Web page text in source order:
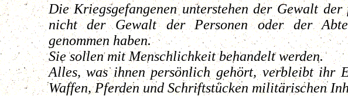
Die Kriegsgefangenen unterstehen der Gewalt
nicht der Gewalt der Personen oder der
genommen haben.
Sie sollen mit Menschlichkeit behandelt werden.
Alles, was ihnen persönlich gehört, verbleibt ihr
Waffen, Pferden und Schriftstücken militärischen